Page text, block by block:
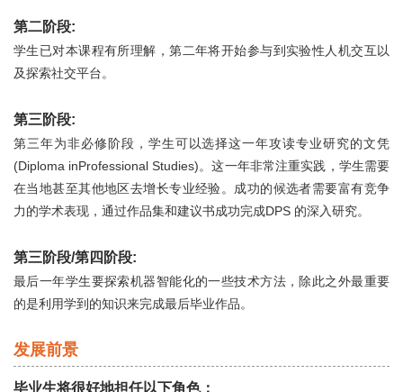
第二阶段:
学生已对本课程有所理解，第二年将开始参与到实验性人机交互以
及探索社交平台。
第三阶段:
第三年为非必修阶段，学生可以选择这一年攻读专业研究的文凭
(Diploma inProfessional Studies)。这一年非常注重实践，学生需要
在当地甚至其他地区去增长专业经验。成功的候选者需要富有竞争
力的学术表现，通过作品集和建议书成功完成DPS 的深入研究。
第三阶段/第四阶段:
最后一年学生要探索机器智能化的一些技术方法，除此之外最重要
的是利用学到的知识来完成最后毕业作品。
发展前景
毕业生将很好地担任以下角色：